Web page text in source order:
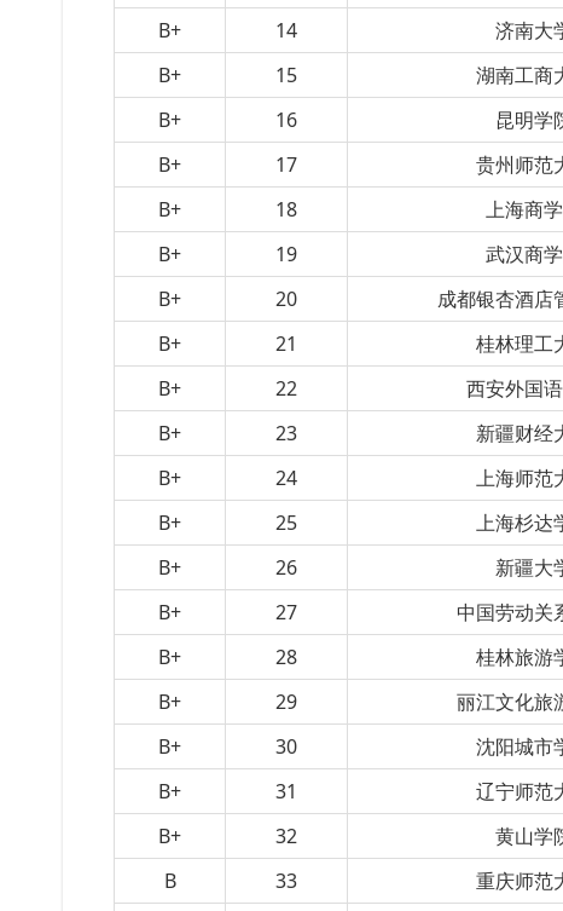
B+
14 济南大
B+
15 湖南工商
B+
16 昆明学
B+
17 贵州师范
B+
18 上海商
B+
19 武汉商
B+
20 成都银杏酒店
B+
21 桂林理工
B+
22 西安外国
B+
23 新疆财经
B+
24 上海师范
B+
25 上海杉达
B+
26 新疆大
B+
27 中国劳动关
B+
28 桂林旅游
B+
29 丽江文化旅
B+
30 沈阳城市
B+
31 辽宁师范
B+
32 黄山学
B
33 重庆师范